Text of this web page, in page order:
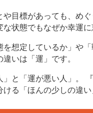
目標があっても、め
状態でもなぜか幸運に
を想定しているか」や
いは「運」です。
」と「運が悪い人」。
る「ほんの少しの違い